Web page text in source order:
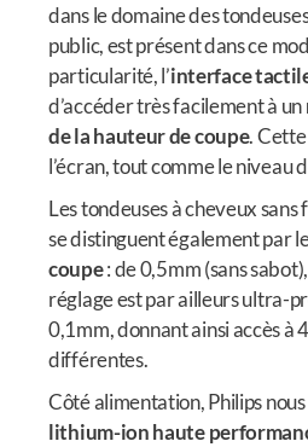
dans le domaine des
public, est présent dans ce
particularité, l’interface
d’accéder très facilement à un
de la hauteur de coupe.
l’écran, tout comme le niveau
Les tondeuses à cheveux
se distinguent également par
coupe: de 0,5mm (sans
réglage est par ailleurs ultra-
0,1mm, donnant ainsi accès à
différentes.
Côté alimentation, Philips
lithium-ion haute